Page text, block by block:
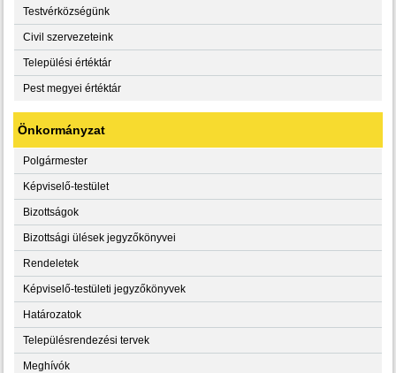
Testvérközségünk
Civil szervezeteink
Települési értéktár
Pest megyei értéktár
Önkormányzat
Polgármester
Képviselő-testület
Bizottságok
Bizottsági ülések jegyzőkönyvei
Rendeletek
Képviselő-testületi jegyzőkönyvek
Határozatok
Településrendezési tervek
Meghívók